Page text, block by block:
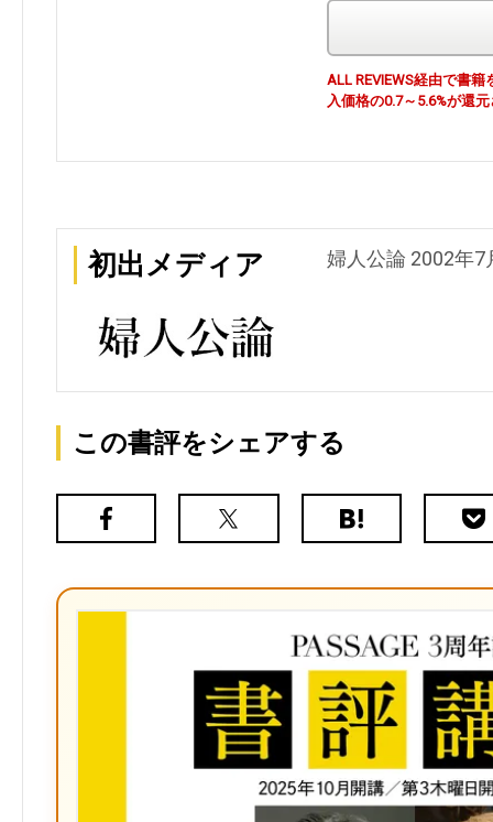
ALL REVIEWS経由で書
入価格の0.7～5.6%が還
初出メディア 婦人公論 2002年7
この書評をシェアする
Facebook
X（旧
は
ク
マ
ー
ク